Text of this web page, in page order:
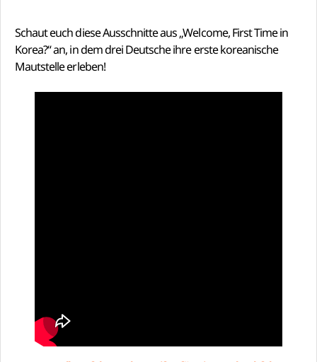
Schaut euch diese Ausschnitte aus „Welcome, First Time in
Korea?“ an, in dem drei Deutsche ihre erste koreanische
Mautstelle erleben!